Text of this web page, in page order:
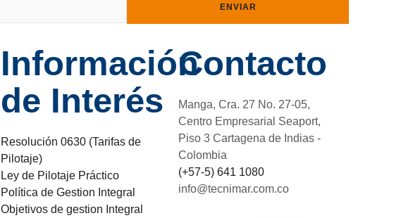
ENVIAR
Información
de Interés
Resolución 0630 (Tarifas de
Pilotaje)
Ley de Pilotaje Práctico
Política de Gestion Integral
Objetivos de gestion Integral
Contacto
Manga, Cra. 27 No. 27-05,
Centro Empresarial Seaport,
Piso 3 Cartagena de Indias -
Colombia
(+57-5) 641 1080
info@tecnimar.com.co